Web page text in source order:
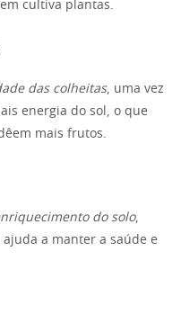
cultiva plantas.
das colheitas, uma vez
energia do sol, o que
mais frutos.
do solo,
a manter a saúde e